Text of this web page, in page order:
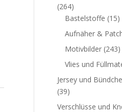
(264)
Bastelstoffe (15)
Aufnäher &
Motivbilder (243)
Vlies und
Jersey und
(39)
Verschlüsse und